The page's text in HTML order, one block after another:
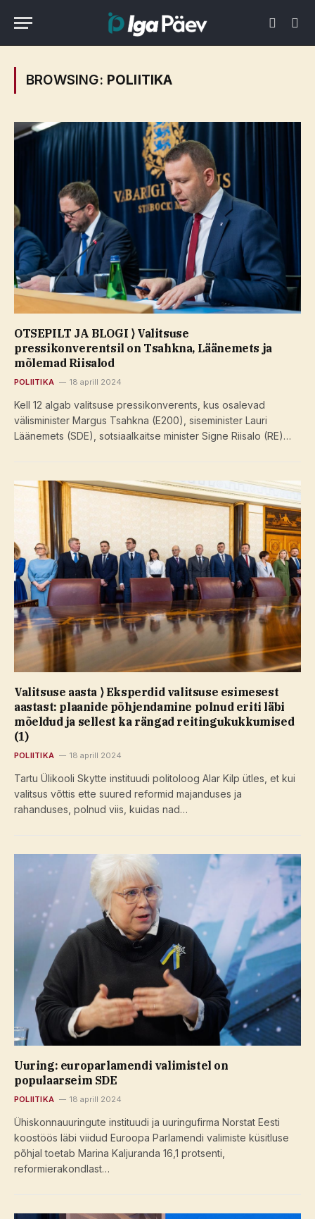
BROWSING: POLIITIKA
OTSEPILT JA BLOGI ⟩ Valitsuse
pressikonverentsil on Tsahkna, Läänemets ja
mõlemad Riisalod
POLIITIKA 18 aprill 2024
Kell 12 algab valitsuse pressikonverents, kus osalevad
välisminister Margus Tsahkna (E200), siseminister Lauri
Läänemets (SDE), sotsiaalkaitse minister Signe Riisalo (RE)…
Valitsuse aasta ⟩ Eksperdid valitsuse esimesest
aastast: plaanide põhjendamine polnud eriti läbi
mõeldud ja sellest ka rängad reitingukukkumised
(1)
POLIITIKA 18 aprill 2024
Tartu Ülikooli Skytte instituudi politoloog Alar Kilp ütles, et kui
valitsus võttis ette suured reformid majanduses ja
rahanduses, polnud viis, kuidas nad…
Uuring: europarlamendi valimistel on
populaarseim SDE
POLIITIKA 18 aprill 2024
Ühiskonnauuringute instituudi ja uuringufirma Norstat Eesti
koostöös läbi viidud Euroopa Parlamendi valimiste küsitluse
põhjal toetab Marina Kaljuranda 16,1 protsenti,
reformierakondlast…